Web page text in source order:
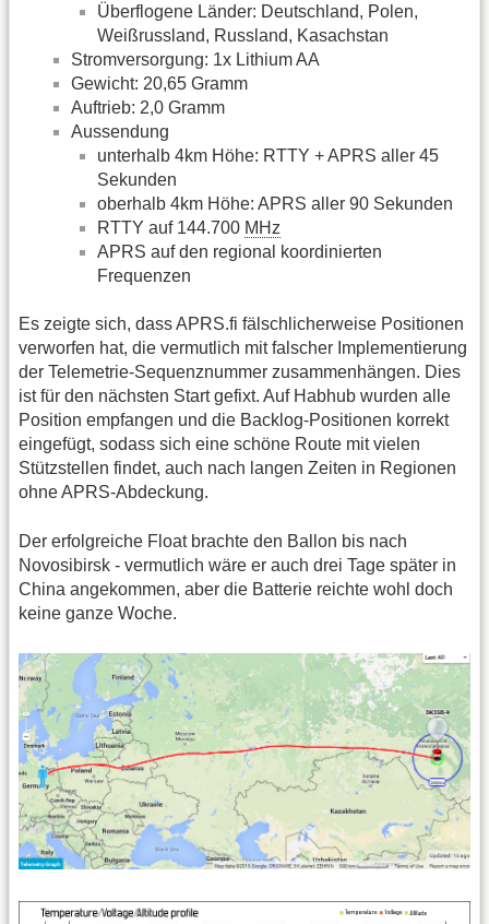
Überflogene Länder: Deutschland, Polen,
Weißrussland, Russland, Kasachstan
Stromversorgung: 1x Lithium AA
Gewicht: 20,65 Gramm
Auftrieb: 2,0 Gramm
Aussendung
unterhalb 4km Höhe: RTTY + APRS aller 45
Sekunden
oberhalb 4km Höhe: APRS aller 90 Sekunden
RTTY auf 144.700 MHz
APRS auf den regional koordinierten
Frequenzen
Es zeigte sich, dass APRS.fi fälschlicherweise Positionen
verworfen hat, die vermutlich mit falscher Implementierung
der Telemetrie-Sequenznummer zusammenhängen. Dies
ist für den nächsten Start gefixt. Auf Habhub wurden alle
Position empfangen und die Backlog-Positionen korrekt
eingefügt, sodass sich eine schöne Route mit vielen
Stützstellen findet, auch nach langen Zeiten in Regionen
ohne APRS-Abdeckung.
Der erfolgreiche Float brachte den Ballon bis nach
Novosibirsk - vermutlich wäre er auch drei Tage später in
China angekommen, aber die Batterie reichte wohl doch
keine ganze Woche.